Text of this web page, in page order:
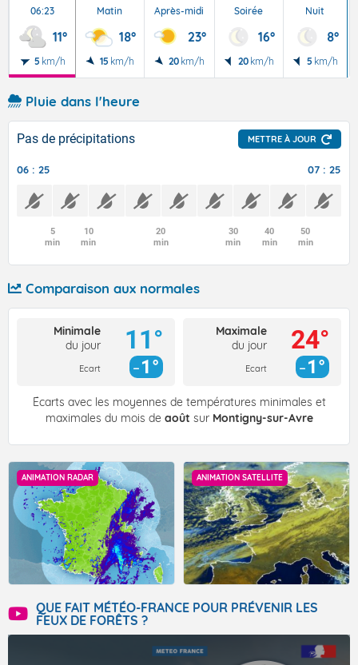
06:23
11°
5 km/h
Matin
18°
15 km/h
Après-midi
23°
20 km/h
Soirée
16°
20 km/h
Nuit
8°
5 km/h
Pluie dans l'heure
Pas de précipitations METTRE À JOUR
06 : 25 07 : 25
5
min
10
min
20
min
30
min
40
min
50
min
Comparaison aux normales
Minimale
du jour
Ecart
11°
1°
Maximale
du jour
Ecart
24°
1°
Écarts avec les moyennes de températures minimales et
maximales du mois de août sur Montigny-sur-Avre
ANIMATION RADAR ANIMATION SATELLITE
QUE FAIT MÉTÉO-FRANCE POUR PRÉVENIR LES
FEUX DE FORÊTS ?